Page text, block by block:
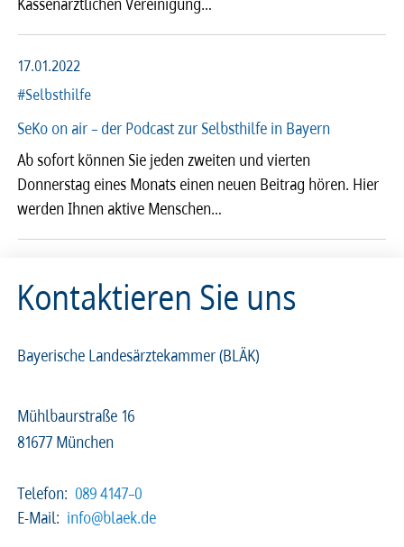
2022 2021 2020 2019
2018
2014 2013 2012 2011
2010 2009 2008
17.01.2022
#Selbsthilfe
SeKo on air – der Podcast zur Selbst­hilfe in Bayern
Ab sofort können Sie jeden zweiten und vierten
Donnerstag eines Monats einen neuen Beitrag hören. Hier
werden Ihnen aktive Menschen…
Kontaktieren Sie uns
Bayerische Landesärztekammer (BLÄK)
Mühlbaurstraße 16
81677 München
Telefon: 089 4147–0
E-Mail: info@blaek.de